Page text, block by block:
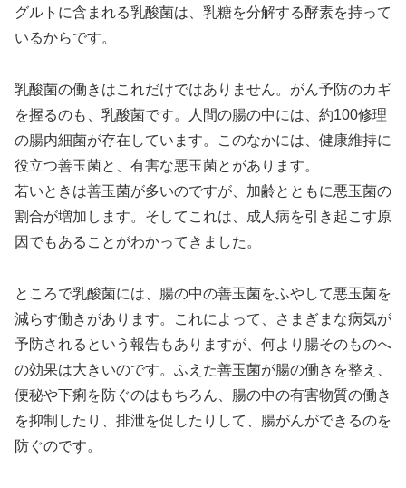
グルトに含まれる乳酸菌は、乳糖を分解する酵素を持って
いるからです。
乳酸菌の働きはこれだけではありません。がん予防のカギ
を握るのも、乳酸菌です。人間の腸の中には、約100修理
の腸内細菌が存在しています。このなかには、健康維持に
役立つ善玉菌と、有害な悪玉菌とがあります。
若いときは善玉菌が多いのですが、加齢とともに悪玉菌の
割合が増加します。そしてこれは、成人病を引き起こす原
因でもあることがわかってきました。
ところで乳酸菌には、腸の中の善玉菌をふやして悪玉菌を
減らす働きがあります。これによって、さまぎまな病気が
予防されるという報告もありますが、何より腸そのものへ
の効果は大きいのです。ふえた善玉菌が腸の働きを整え、
便秘や下痢を防ぐのはもちろん、腸の中の有害物質の働き
を抑制したり、排泄を促したりして、腸がんができるのを
防ぐのです。